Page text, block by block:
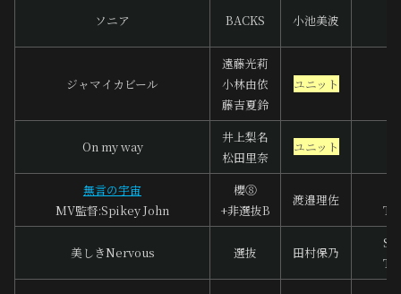
ソニア BACKS 小池美波
ジャマイカビール
遠藤光莉
小林由依
藤吉夏鈴
ユニット
On my way
井上梨名
松田里奈
ユニット
無言の宇宙
MV監督:Spikey John
櫻⑧
+非選抜B
渡邉理佐
美しきNervous 選抜 田村保乃